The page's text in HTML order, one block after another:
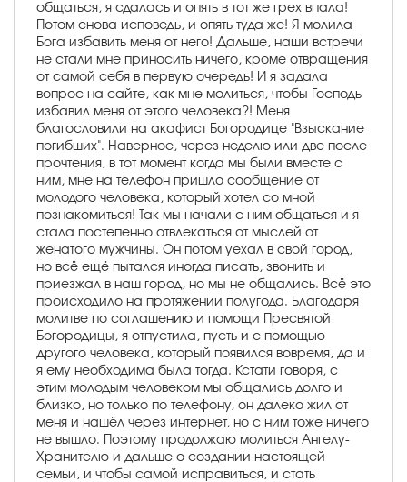
общаться, я сдалась и опять в тот же грех впала!
Потом снова исповедь, и опять туда же! Я молила
Бога избавить меня от него! Дальше, наши встречи
не стали мне приносить ничего, кроме отвращения
от самой себя в первую очередь! И я задала
вопрос на сайте, как мне молиться, чтобы Господь
избавил меня от этого человека?! Меня
благословили на акафист Богородице "Взыскание
погибших". Наверное, через неделю или две после
прочтения, в тот момент когда мы были вместе с
ним, мне на телефон пришло сообщение от
молодого человека, который хотел со мной
познакомиться! Так мы начали с ним общаться и я
стала постепенно отвлекаться от мыслей от
женатого мужчины. Он потом уехал в свой город,
но всё ещё пытался иногда писать, звонить и
приезжал в наш город, но мы не общались. Всё это
происходило на протяжении полугода. Благодаря
молитве по соглашению и помощи Пресвятой
Богородицы, я отпустила, пусть и с помощью
другого человека, который появился вовремя, да и
я ему необходима была тогда. Кстати говоря, с
этим молодым человеком мы общались долго и
близко, но только по телефону, он далеко жил от
меня и нашёл через интернет, но с ним тоже ничего
не вышло. Поэтому продолжаю молиться Ангелу-
Хранителю и дальше о создании настоящей
семьи, и чтобы самой исправиться, и стать